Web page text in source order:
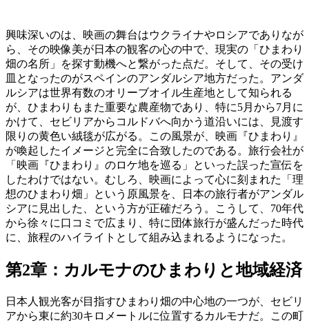
興味深いのは、映画の舞台はウクライナやロシアでありなが
ら、その映像美が日本の観客の心の中で、現実の「ひまわり
畑の名所」を探す動機へと繋がった点だ。そして、その受け
皿となったのがスペインのアンダルシア地方だった。アンダ
ルシアは世界有数のオリーブオイル生産地として知られる
が、ひまわりもまた重要な農産物であり、特に5月から7月に
かけて、セビリアからコルドバへ向かう道沿いには、見渡す
限りの黄色い絨毯が広がる。この風景が、映画『ひまわり』
が喚起したイメージと完全に合致したのである。旅行会社が
「映画『ひまわり』のロケ地を巡る」といった誤った宣伝を
したわけではない。むしろ、映画によって心に刻まれた「理
想のひまわり畑」という原風景を、日本の旅行者がアンダル
シアに見出した、という方が正確だろう。こうして、70年代
から徐々に口コミで広まり、特に団体旅行が盛んだった時代
に、旅程のハイライトとして組み込まれるようになった。
第2章：カルモナのひまわりと地域経済
日本人観光客が目指すひまわり畑の中心地の一つが、セビリ
アから東に約30キロメートルに位置するカルモナだ。この町